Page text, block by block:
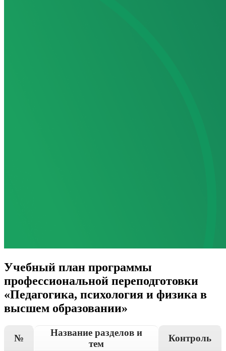
Учебный план программы
профессиональной переподготовки
«Педагогика, психология и физика в
высшем образовании»
№
Название разделов и
тем
Контроль